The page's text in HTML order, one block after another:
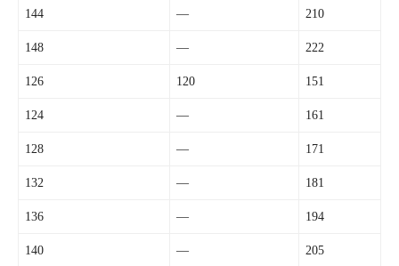
144 — 210
148 — 222
126 120 151
124 — 161
128 — 171
132 — 181
136 — 194
140 — 205